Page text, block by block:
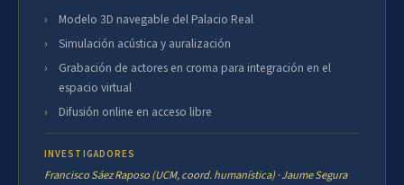
Modelo 3D navegable del Palacio Real
Simulación acústica y auralización
Grabación de actores en croma para integración en el
espacio virtual
Difusión online en acceso libre
INVESTIGADORES
Francisco Sáez Raposo (UCM, coord. humanística) · Jaume Segura